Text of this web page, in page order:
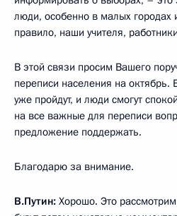
люди, особенно в малых городах
правило, наши учителя,
В этой связи просим Вашего
переписи населения на
уже пройдут, и люди смогут
на все важные для переписи
предложение поддержать.
Благодарю за внимание.
В.Путин: Хорошо. Это